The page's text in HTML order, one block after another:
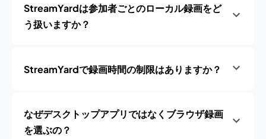
StreamYardは参加者ごとのローカル録画をど
う扱いますか？
StreamYardで録画時間の制限はありますか？
なぜデスクトップアプリではなくブラウザ録画
を選ぶの？